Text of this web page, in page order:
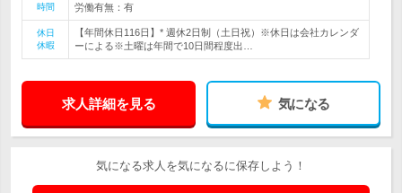
時間
労働有無：有
休日
休暇
【年間休日116日】* 週休2日制（土日祝）※休日は会社カレンダ
ーによる※土曜は年間で10日間程度出…
求人詳細を見る 気になる
気になる求人を気になるに保存しよう！